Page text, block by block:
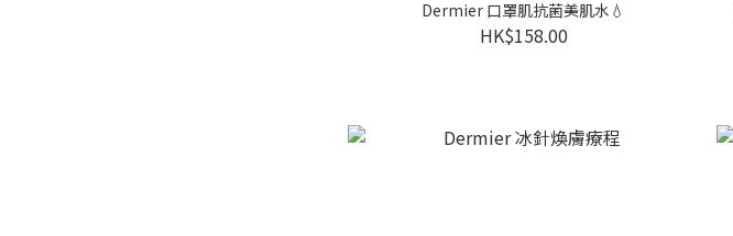
Dermier 口罩肌抗菌美肌水💧
HK$158.00